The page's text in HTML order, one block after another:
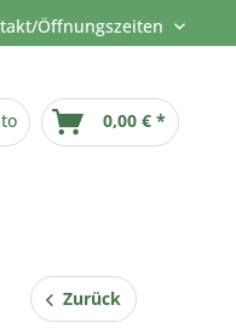
Öffnungszeiten
0,00 € *
Zurück